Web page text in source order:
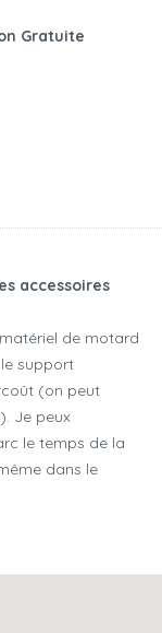
Gratuite
accessoires
de motard
le support
(on peut
Je peux
le temps de la
dans le